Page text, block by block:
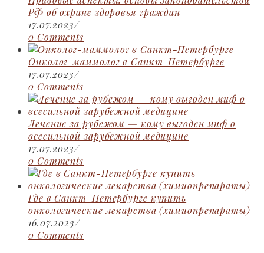
РФ об охране здоровья граждан
17.07.2023/
0 Comments
Онколог-маммолог в Санкт-Петербурге
17.07.2023/
0 Comments
Лечение за рубежом — кому выгоден миф о
всесильной зарубежной медицине
17.07.2023/
0 Comments
Где в Санкт-Петербурге купить
онкологические лекарства (химиопрепараты)
16.07.2023/
0 Comments